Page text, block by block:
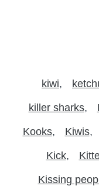
kiwi
killer sharks
Kooks Kiwis
Kick
Kissing